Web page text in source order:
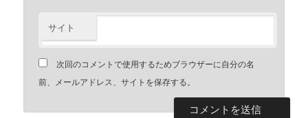
サイト
次回のコメントで使用するためブラウザーに自分の名
前、メールアドレス、サイトを保存する。